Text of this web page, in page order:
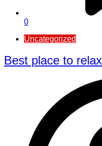
0
Uncategorized
Best place to